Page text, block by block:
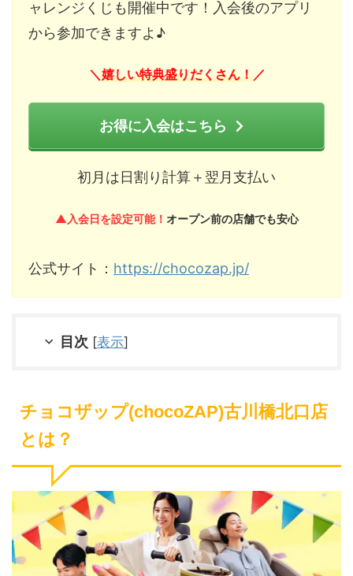
ャレンジくじも開催中です！入会後のアプリ
から参加できますよ♪
＼ 嬉しい特典盛りだくさん！ ／
お得に入会はこちら
初月は日割り計算＋翌月支払い
▲入会日を設定可能！ オープン前の店舗でも安心
公式サイト： https://chocozap.jp/
目次 [表示]
チョコザップ(chocoZAP)古川橋北口店
とは？